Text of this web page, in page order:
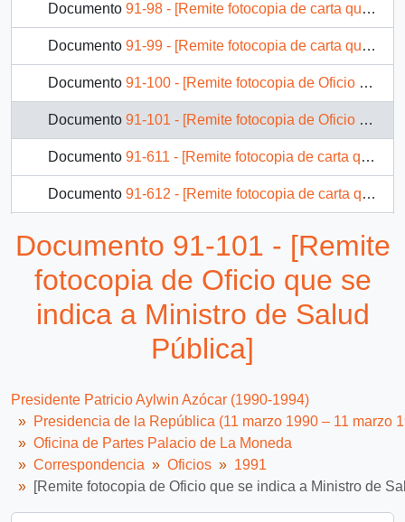
Documento 91-98 - [Remite fotocopia de carta que se indica a Ministro de Justicia]
Documento 91-99 - [Remite fotocopia de carta que se indica a Ministro de Minería]
Documento 91-100 - [Remite fotocopia de Oficio que se indica a Ministro de Hacienda]
Documento 91-101 - [Remite fotocopia de Oficio que se indica a Ministro de Salud Pública]
Documento 91-611 - [Remite fotocopia de carta que se indica a Intendente Región del Bío Bío]
Documento 91-612 - [Remite fotocopia de carta que se indica a Subsecretario del Interior]
91-613 - [Remite fotocopia de carta que se indica a Presidente Banco del Estado]
Documento 91-614 - [Remite fotocopia de carta que se indica a Ministro de Vivienda y Urbanismo]
2135 más...
Documento 91-101 - [Remite
fotocopia de Oficio que se
indica a Ministro de Salud
Pública]
Presidente Patricio Aylwin Azócar (1990-1994)
Presidencia de la República (11 marzo 1990 – 11 marzo
Oficina de Partes Palacio de La Moneda
Correspondencia
Oficios
1991
[Remite fotocopia de Oficio que se indica a Ministro de